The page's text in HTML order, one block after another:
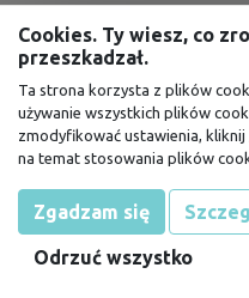
Cookies. Ty wiesz, co
przeszkadzał.
Ta strona korzysta z plików
używanie wszystkich plików
zmodyfikować ustawienia,
na temat stosowania plików
Zgadzam się
Odrzuć wszystko